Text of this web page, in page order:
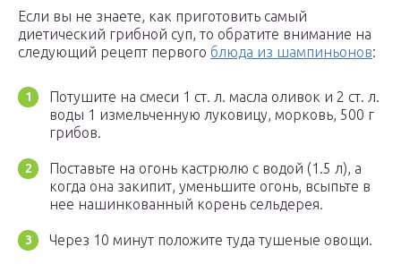
Если вы не знаете, как приготовить самый
диетический грибной суп, то обратите внимание на
следующий рецепт первого блюда из шампиньонов:
Потушите на смеси 1 ст. л. масла оливок и 2 ст. л.
воды 1 измельченную луковицу, морковь, 500 г
грибов.
Поставьте на огонь кастрюлю с водой (1.5 л), а
когда она закипит, уменьшите огонь, всыпьте в
нее нашинкованный корень сельдерея.
Через 10 минут положите туда тушеные овощи.